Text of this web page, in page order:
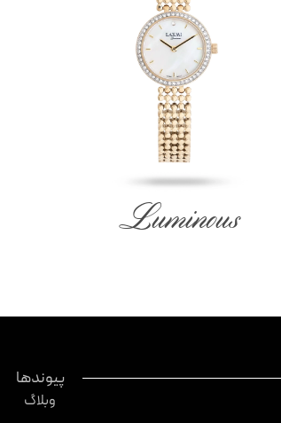
Luminous
پیوندها
وبلاگ